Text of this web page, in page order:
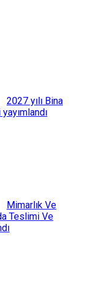
2027 yılı Bina
Mimarlık Ve
Teslimi Ve